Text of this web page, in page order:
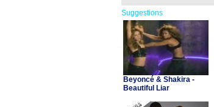
Suggestions
Beyoncé & Shakira -
Beautiful Liar